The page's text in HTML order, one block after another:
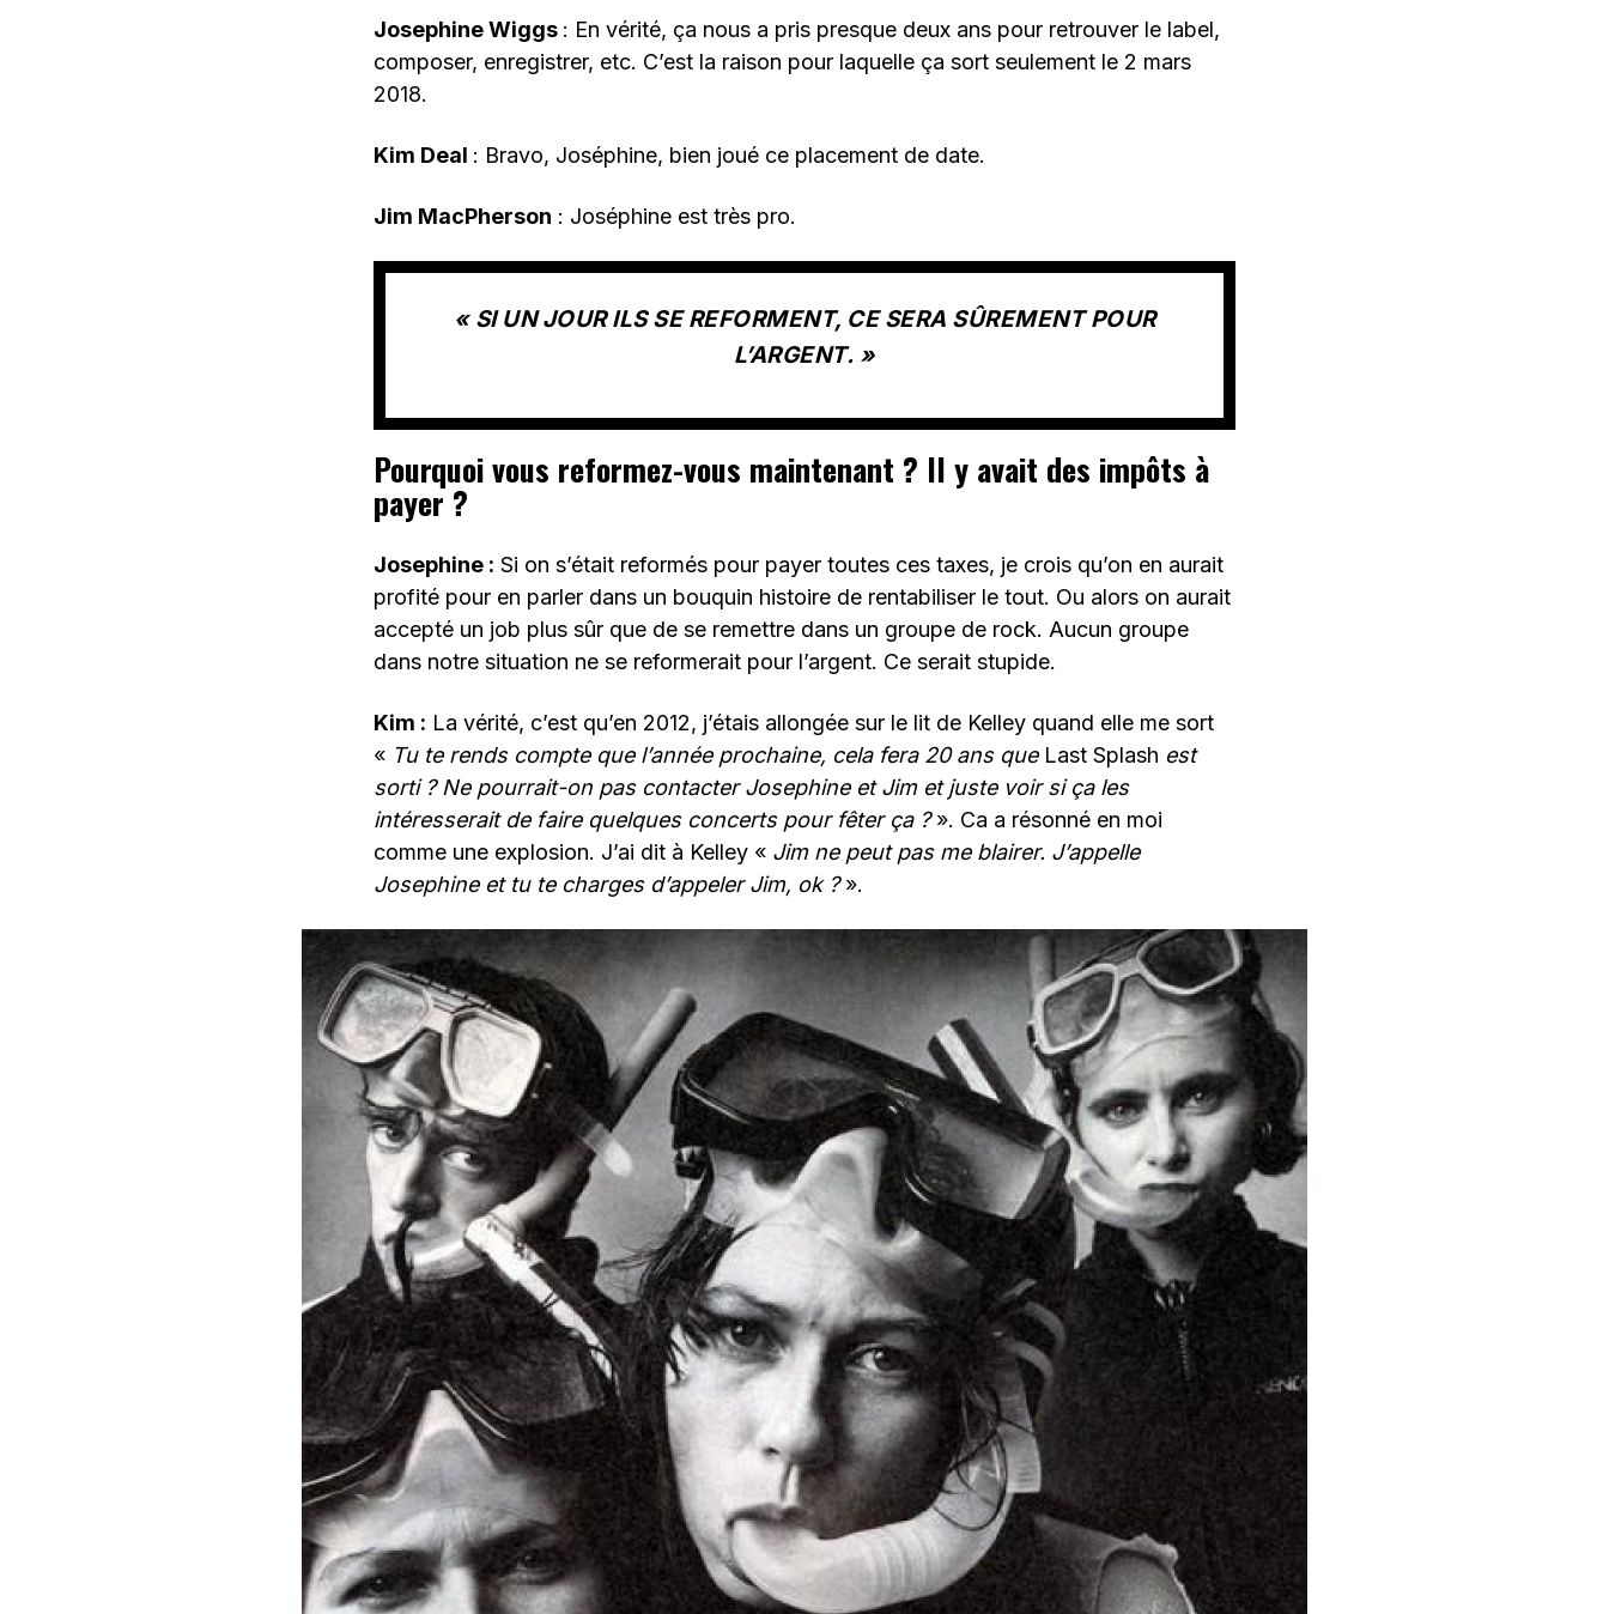
Josephine Wiggs : En vérité, ça nous a pris presque deux ans pour retrouver le label,
composer, enregistrer, etc. C’est la raison pour laquelle ça sort seulement le 2 mars
2018.
Kim Deal : Bravo, Joséphine, bien joué ce placement de date.
Jim MacPherson : Joséphine est très pro.
« SI UN JOUR ILS SE REFORMENT, CE SERA SÛREMENT POUR
L’ARGENT. »
Pourquoi vous reformez-vous maintenant ? Il y avait des impôts à
payer ?
Josephine : Si on s’était reformés pour payer toutes ces taxes, je crois qu’on en aurait
profité pour en parler dans un bouquin histoire de rentabiliser le tout. Ou alors on aurait
accepté un job plus sûr que de se remettre dans un groupe de rock. Aucun groupe
dans notre situation ne se reformerait pour l’argent. Ce serait stupide.
Kim : La vérité, c’est qu’en 2012, j’étais allongée sur le lit de Kelley quand elle me sort
« Tu te rends compte que l’année prochaine, cela fera 20 ans que Last Splash est
sorti ? Ne pourrait-on pas contacter Josephine et Jim et juste voir si ça les
intéresserait de faire quelques concerts pour fêter ça ?». Ca a résonné en moi
comme une explosion. J’ai dit à Kelley « Jim ne peut pas me blairer. J’appelle
Josephine et tu te charges d’appeler Jim, ok ?».